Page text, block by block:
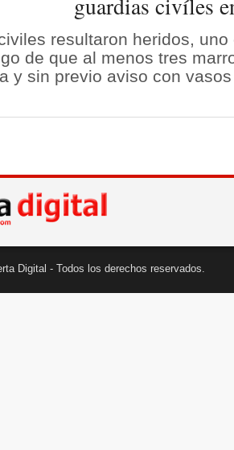
guardias civíles
resultaron heridos,
de que al menos tres
y sin previo aviso con
Digital - Todos los derechos reservados.